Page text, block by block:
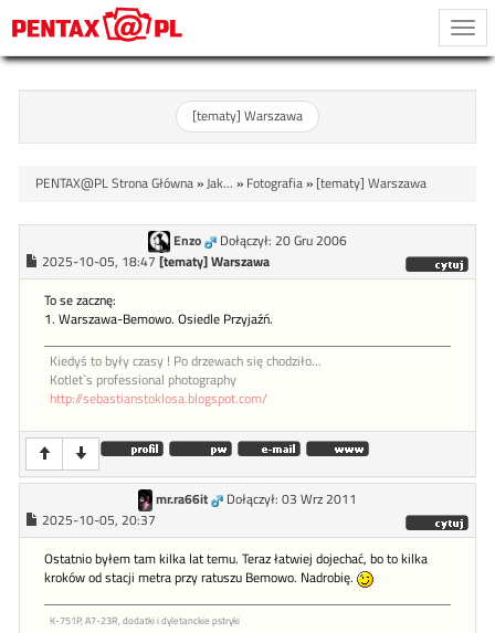
[tematy] Warszawa
PENTAX@PL Strona Główna»Jak... » Fotografia» [tematy] Warszawa
Enzo
Dołączył: 20 Gru 2006
2025-10-05, 18:47 [tematy] Warszawa
To se zacznę:
1. Warszawa-Bemowo. Osiedle Przyjaźń.
Kiedyś to były czasy ! Po drzewach się chodziło...
Kotlet`s professional photography
http://sebastianstoklosa.blogspot.com/
mr.ra66it
Dołączył: 03 Wrz 2011
2025-10-05, 20:37
Ostatnio byłem tam kilka lat temu. Teraz łatwiej dojechać, bo to kilka
kroków od stacji metra przy ratuszu Bemowo. Nadrobię.
K-751P, A7-23R, dodatki i dyletanckie pstryki